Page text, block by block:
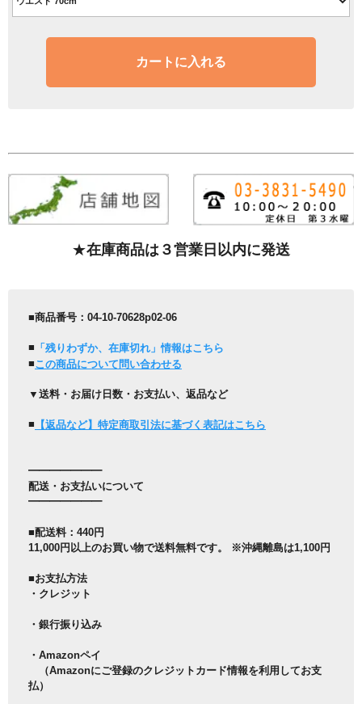
カートに入れる
★在庫商品は３営業日以内に発送
■商品番号：04-10-70628p02-06
■ 「残りわずか、在庫切れ」情報はこちら
■この商品について問い合わせる
▼送料・お届け日数・お支払い、返品など
■ 【返品など】特定商取引法に基づく表記はこちら
━━━━━━━
配送・お支払いについて
━━━━━━━
■配送料：440円
11,000円以上のお買い物で送料無料です。 ※沖縄離島は1,100円
■お支払方法
・クレジット
・銀行振り込み
・Amazonペイ
（Amazonにご登録のクレジットカード情報を利用してお支
払）